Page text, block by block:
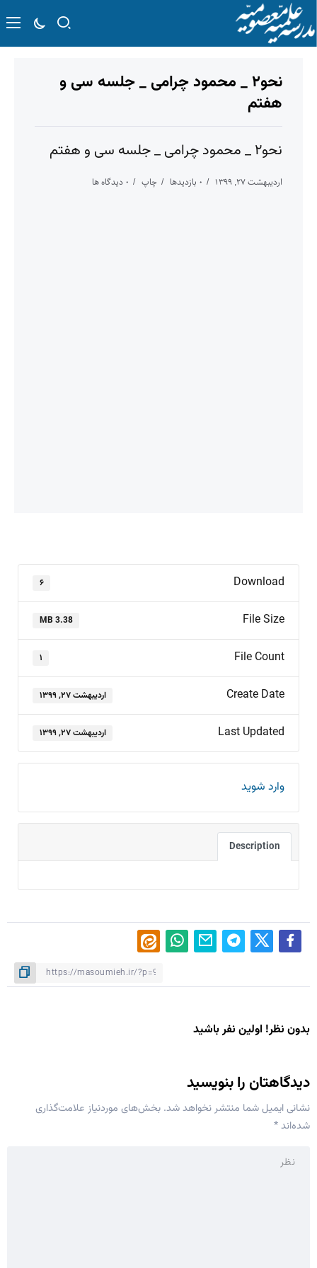
نحو۲ _ محمود چرامی _ جلسه سی و
هفتم
نحو۲ _ محمود چرامی _ جلسه سی و هفتم
اردیبهشت ۲۷, ۱۳۹۹ ۰ بازدیدها چاپ ۰ دیدگاه ها
Download ۶
File Size
3.38 MB
File Count ۱
Create Date اردیبهشت ۲۷, ۱۳۹۹
Last Updated اردیبهشت ۲۷, ۱۳۹۹
وارد شوید
Description
بدون نظر! اولین نفر باشید
دیدگاهتان را بنویسید
نشانی ایمیل شما منتشر نخواهد شد. بخش‌های موردنیاز علامت‌گذاری
شده‌اند*